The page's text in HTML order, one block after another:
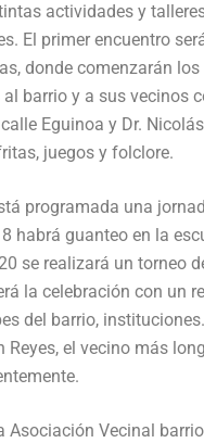
actividades y
El primer encuentro
donde comenzarán los
barrio y a sus vecinos
Eguinoa y Dr.
juegos y folclore.
programada una
habrá guanteo en la
se realizará un torneo
la celebración con un
del barrio,
Reyes, el vecino más
Asociación Vecinal